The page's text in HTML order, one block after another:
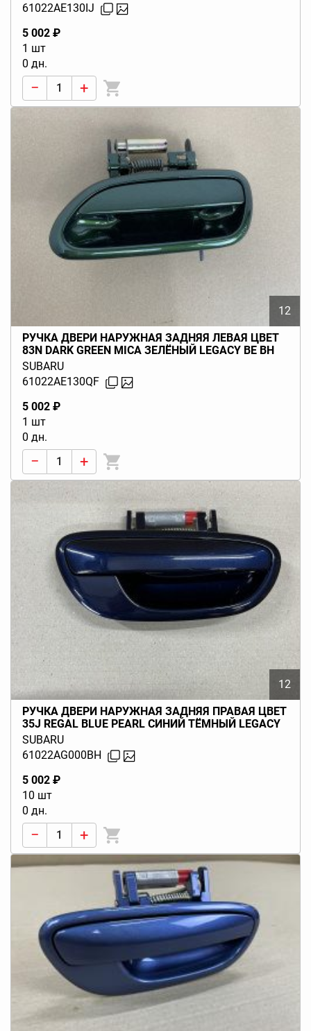
61022AE130IJ
5 002 ₽
1 шт
0 дн.
− +
12
РУЧКА ДВЕРИ НАРУЖНАЯ ЗАДНЯЯ ЛЕВАЯ ЦВЕТ
83N DARK GREEN MICA ЗЕЛЁНЫЙ LEGACY BE BH
(B12) 1999-2001
SUBARU
61022AE130QF
5 002 ₽
1 шт
0 дн.
− +
12
РУЧКА ДВЕРИ НАРУЖНАЯ ЗАДНЯЯ ПРАВАЯ ЦВЕТ
35J REGAL BLUE PEARL СИНИЙ ТЁМНЫЙ LEGACY
BL BP (B13) 2003-2009
SUBARU
61022AG000BH
5 002 ₽
10 шт
0 дн.
− +